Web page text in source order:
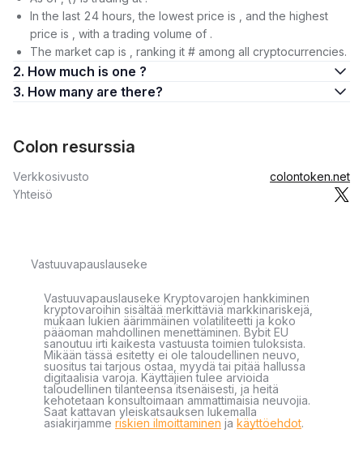
In the last 24 hours, the lowest price is , and the highest
price is , with a trading volume of .
The market cap is , ranking it # among all cryptocurrencies.
2. How much is one ?
3. How many are there?
Colon resurssia
Verkkosivusto
colontoken.net
Yhteisö
Vastuuvapauslauseke
Vastuuvapauslauseke Kryptovarojen hankkiminen
kryptovaroihin sisältää merkittäviä markkinariskejä,
mukaan lukien äärimmäinen volatiliteetti ja koko
pääoman mahdollinen menettäminen. Bybit EU
sanoutuu irti kaikesta vastuusta toimien tuloksista.
Mikään tässä esitetty ei ole taloudellinen neuvo,
suositus tai tarjous ostaa, myydä tai pitää hallussa
digitaalisia varoja. Käyttäjien tulee arvioida
taloudellinen tilanteensa itsenäisesti, ja heitä
kehotetaan konsultoimaan ammattimaisia neuvojia.
Saat kattavan yleiskatsauksen lukemalla
asiakirjamme riskien ilmoittaminen ja käyttöehdot.